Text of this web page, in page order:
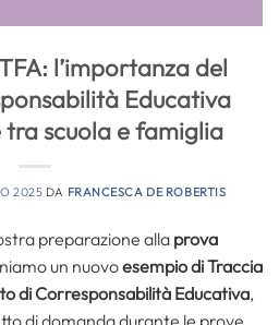
l’importanza del
Educativa
tra scuola e famiglia
2025 DA FRANCESCA DE ROBERTIS
preparazione alla prova
un nuovoesempio di Traccia
di Corresponsabilità Educativa,
di domanda durante le prove